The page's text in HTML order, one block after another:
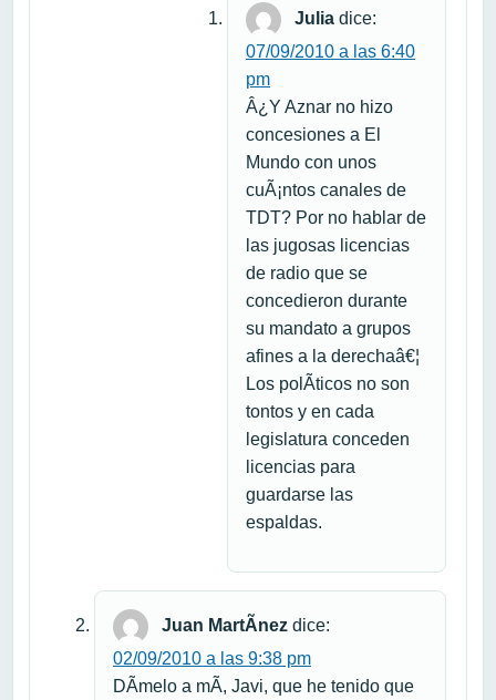
Julia dice:
07/09/2010 a las 6:40
pm
Â¿Y Aznar no hizo
concesiones a El
Mundo con unos
cuÃ¡ntos canales de
TDT? Por no hablar de
las jugosas licencias
de radio que se
concedieron durante
su mandato a grupos
afines a la derechaâ€¦
Los polÃ­ticos no son
tontos y en cada
legislatura conceden
licencias para
guardarse las
espaldas.
Juan MartÃ­nez dice:
02/09/2010 a las 9:38 pm
DÃ­melo a mÃ­, Javi, que he tenido que